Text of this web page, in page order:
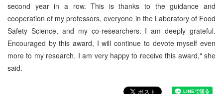
second year in a row. This is thanks to the guidance and
cooperation of my professors, everyone in the Laboratory of Food
Safety Science, and my co-researchers. I am deeply grateful.
Encouraged by this award, I will continue to devote myself even
more to my research. I am very happy to receive this award," she
said.